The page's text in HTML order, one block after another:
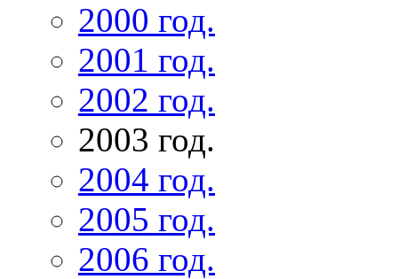
2000 год.
2001 год.
2002 год.
2003 год.
2004 год.
2005 год.
2006 год.